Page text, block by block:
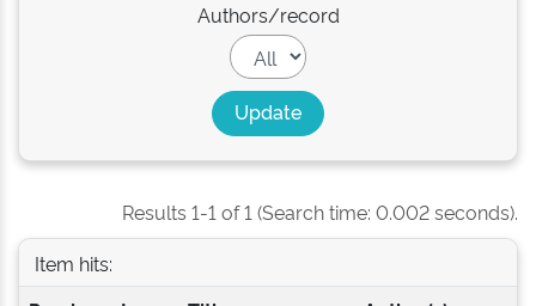
Authors/record
Results 1-1 of 1 (Search time: 0.002 seconds).
Item hits: